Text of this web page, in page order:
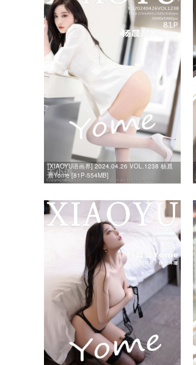
[XIAOYU语画界] 2024.04.26 VOL.1238 杨晨
晨Yome [81P-554MB]